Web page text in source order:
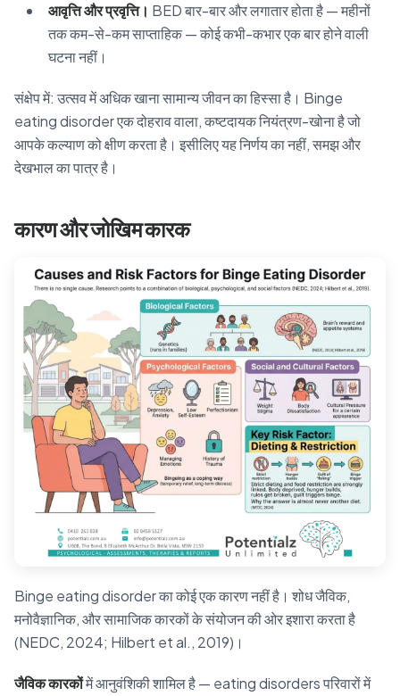
आवृत्ति और प्रवृत्ति। BED बार-बार और लगातार होता है — महीनों
तक कम-से-कम साप्ताहिक — कोई कभी-कभार एक बार होने वाली
घटना नहीं।
संक्षेप में: उत्सव में अधिक खाना सामान्य जीवन का हिस्सा है। Binge
eating disorder एक दोहराव वाला, कष्टदायक नियंत्रण-खोना है जो
आपके कल्याण को क्षीण करता है। इसीलिए यह निर्णय का नहीं, समझ और
देखभाल का पात्र है।
कारण और जोखिम कारक
Binge eating disorder का कोई एक कारण नहीं है। शोध जैविक,
मनोवैज्ञानिक, और सामाजिक कारकों के संयोजन की ओर इशारा करता है
(NEDC, 2024; Hilbert et al., 2019)।
जैविक कारकोंमें आनुवंशिकी शामिल है — eating disorders परिवारों में